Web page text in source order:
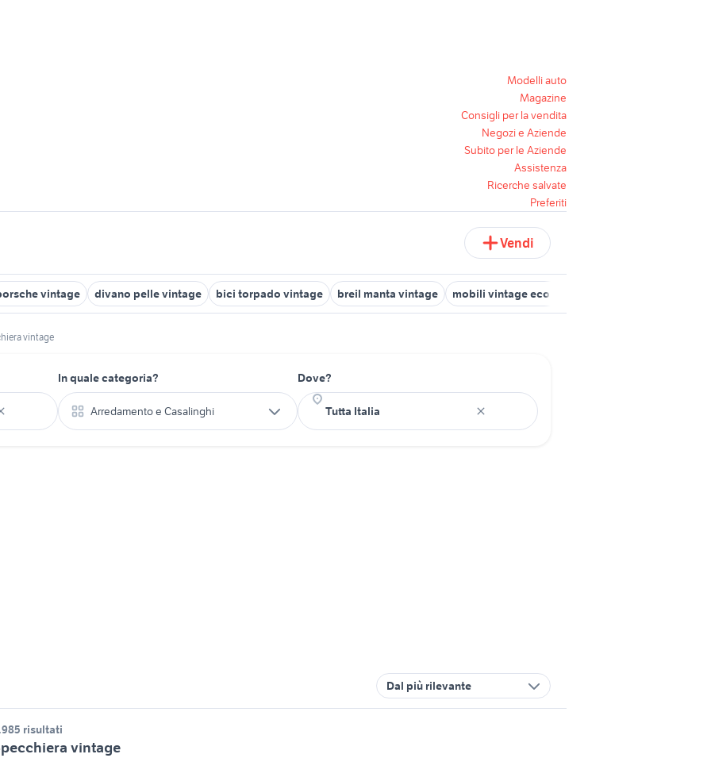
Modelli auto
Magazine
Consigli per la vendita
Negozi e Aziende
Subito per le Aziende
Assistenza
Ricerche salvate
Preferiti
Vendi
vintage divano pelle vintage bici torpado vintage breil manta vintage mobili vintage economici
vintage
In quale categoria?
Arredamento e Casalinghi
Dove?
Dal più rilevante
risultati
vintage